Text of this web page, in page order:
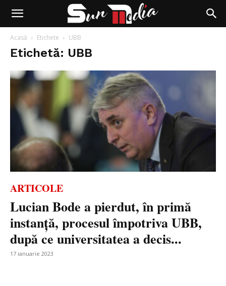
Acasă Etichete UBB
Etichetă: UBB
ARTICOLE
Lucian Bode a pierdut, în primă
instanță, procesul împotriva UBB,
după ce universitatea a decis...
17 ianuarie 2023